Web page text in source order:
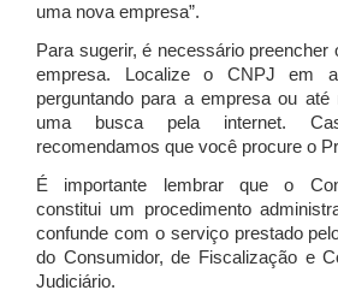
uma nova empresa”.
Para sugerir, é necessário
empresa. Localize o CNPJ em
perguntando para a empresa ou
uma busca pela internet.
recomendamos que você procure o
É importante lembrar que o
constitui um procedimento
confunde com o serviço prestado
do Consumidor, de Fiscalização e
Judiciário.